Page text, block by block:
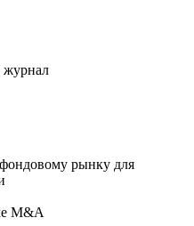
журнал
рынку для
M&A